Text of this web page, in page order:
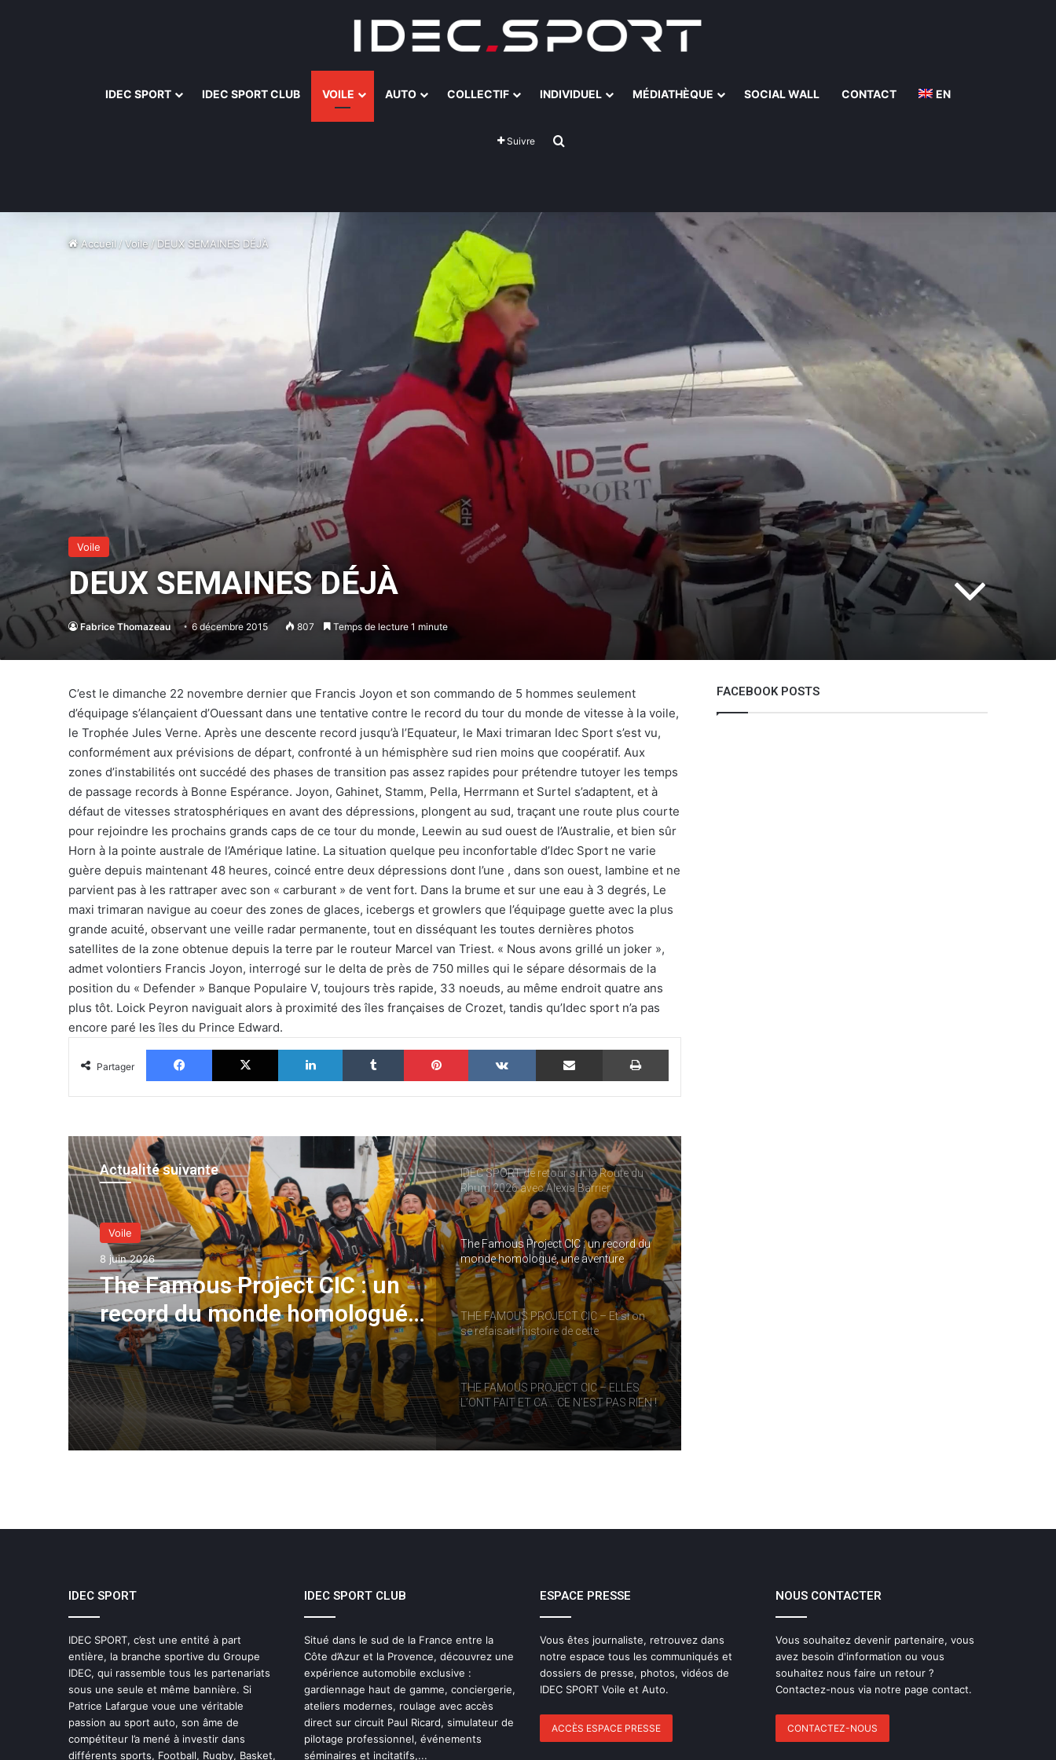
IDEC SPORT IDEC SPORT CLUB VOILE AUTO COLLECTIF INDIVIDUEL MÉDIATHÈQUE SOCIAL WALL CONTACT EN
Suivre
Accueil /Voile /DEUX SEMAINES DÉJÀ
Voile
DEUX SEMAINES DÉJÀ
Fabrice Thomazeau 6 décembre 2015 807 Temps de lecture 1 minute
C’est le dimanche 22 novembre dernier que Francis Joyon et son commando de 5 hommes seulement
d’équipage s’élançaient d’Ouessant dans une tentative contre le record du tour du monde de vitesse à la voile,
le Trophée Jules Verne. Après une descente record jusqu’à l’Equateur, le Maxi trimaran Idec Sport s’est vu,
conformément aux prévisions de départ, confronté à un hémisphère sud rien moins que coopératif. Aux
zones d’instabilités ont succédé des phases de transition pas assez rapides pour prétendre tutoyer les temps
de passage records à Bonne Espérance. Joyon, Gahinet, Stamm, Pella, Herrmann et Surtel s’adaptent, et à
défaut de vitesses stratosphériques en avant des dépressions, plongent au sud, traçant une route plus courte
pour rejoindre les prochains grands caps de ce tour du monde, Leewin au sud ouest de l’Australie, et bien sûr
Horn à la pointe australe de l’Amérique latine. La situation quelque peu inconfortable d’Idec Sport ne varie
guère depuis maintenant 48 heures, coincé entre deux dépressions dont l’une , dans son ouest, lambine et ne
parvient pas à les rattraper avec son « carburant » de vent fort. Dans la brume et sur une eau à 3 degrés, Le
maxi trimaran navigue au coeur des zones de glaces, icebergs et growlers que l’équipage guette avec la plus
grande acuité, observant une veille radar permanente, tout en disséquant les toutes dernières photos
satellites de la zone obtenue depuis la terre par le routeur Marcel van Triest. « Nous avons grillé un joker »,
admet volontiers Francis Joyon, interrogé sur le delta de près de 750 milles qui le sépare désormais de la
position du « Defender » Banque Populaire V, toujours très rapide, 33 noeuds, au même endroit quatre ans
plus tôt. Loick Peyron naviguait alors à proximité des îles françaises de Crozet, tandis qu’Idec sport n’a pas
encore paré les îles du Prince Edward.
Partager
Facebook X Linkedin Tumblr Pinterest VKontakte Partager par email Imprimer
Actualité suivante
Voile
8 juin 2026
The Famous Project CIC : un
record du monde homologué,
une aventure collective
soutenue par IDEC SPORT
The Famous Project CIC : un record du
monde homologué, une aventure
collective soutenue par IDEC SPORT
THE FAMOUS PROJECT CIC – Et si on
se refaisait l’histoire de cette
performance historique !
THE FAMOUS PROJECT CIC – ELLES
L’ONT FAIT ET CA… CE N’EST PAS RIEN !
L’HISTOIRE
IDEC SPORT de retour sur la Route du
Rhum 2026 avec Alexia Barrier
The Famous Project CIC : un record du
monde homologué, une aventure
collective soutenue par IDEC SPORT
THE FAMOUS PROJECT CIC – Et si on
se refaisait l’histoire de cette
performance historique !
THE FAMOUS PROJECT CIC – ELLES
L’ONT FAIT ET CA… CE N’EST PAS RIEN !
THE FAMOUS PROJECT CIC – CARNET
IDEC SPORT de retour sur la Route du
Rhum 2026 avec Alexia Barrier
The Famous Project CIC : un record du
monde homologué, une aventure
collective soutenue par IDEC SPORT
THE FAMOUS PROJECT CIC – Et si on
FACEBOOK POSTS
IDEC SPORT
IDEC SPORT, c’est une entité à part
entière, la branche sportive du Groupe
IDEC, qui rassemble tous les partenariats
sous une seule et même bannière. Si
Patrice Lafargue voue une véritable
passion au sport auto, son âme de
compétiteur l’a mené à investir dans
différents sports, Football, Rugby, Basket,
IDEC SPORT CLUB
Situé dans le sud de la France entre la
Côte d’Azur et la Provence, découvrez une
expérience automobile exclusive :
gardiennage haut de gamme, conciergerie,
ateliers modernes, roulage avec accès
direct sur circuit Paul Ricard, simulateur de
pilotage professionnel, événements
séminaires et incitatifs,...
ESPACE PRESSE
Vous êtes journaliste, retrouvez dans
notre espace tous les communiqués et
dossiers de presse, photos, vidéos de
IDEC SPORT Voile et Auto.
ACCÈS ESPACE PRESSE
NOUS CONTACTER
Vous souhaitez devenir partenaire, vous
avez besoin d'information ou vous
souhaitez nous faire un retour ?
Contactez-nous via notre page contact.
CONTACTEZ-NOUS